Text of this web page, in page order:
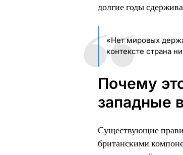
долгие годы
«Нет мировых
контексте страна
Почему
западные
Существующие
британскими